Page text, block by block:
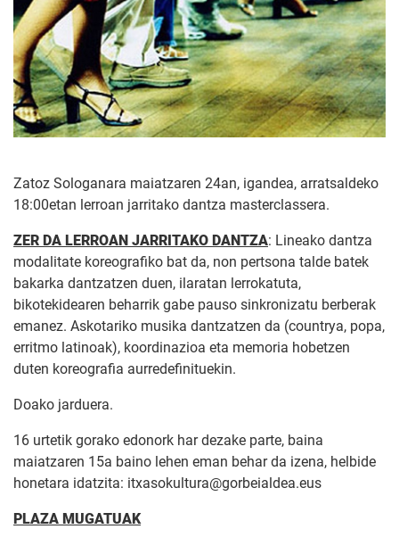
Zatoz Sologanara maiatzaren 24an, igandea, arratsaldeko
18:00etan lerroan jarritako dantza masterclassera.
ZER DA LERROAN JARRITAKO DANTZA: Lineako dantza
modalitate koreografiko bat da, non pertsona talde batek
bakarka dantzatzen duen, ilaratan lerrokatuta,
bikotekidearen beharrik gabe pauso sinkronizatu berberak
emanez. Askotariko musika dantzatzen da (countrya, popa,
erritmo latinoak), koordinazioa eta memoria hobetzen
duten koreografia aurredefinituekin.
Doako jarduera.
16 urtetik gorako edonork har dezake parte, baina
maiatzaren 15a baino lehen eman behar da izena, helbide
honetara idatzita: itxasokultura@gorbeialdea.eus
PLAZA MUGATUAK